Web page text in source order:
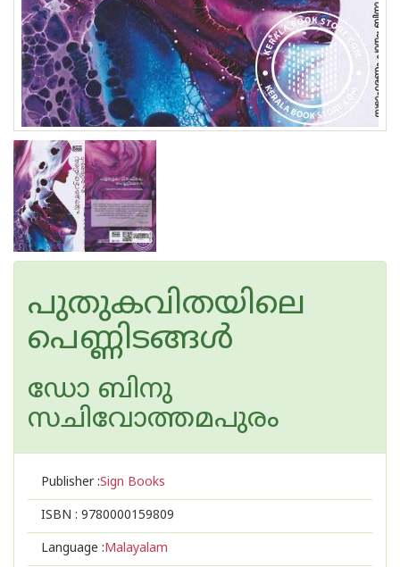
പുതുകവിതയിലെ
പെണ്ണിടങ്ങൾ
ഡോ ബിനു
സചിവോത്തമപുരം
Publisher :Sign Books
ISBN : 9780000159809
Language :Malayalam